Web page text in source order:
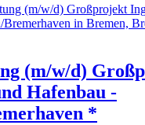
(m/w/d)
Hafenbau -
*